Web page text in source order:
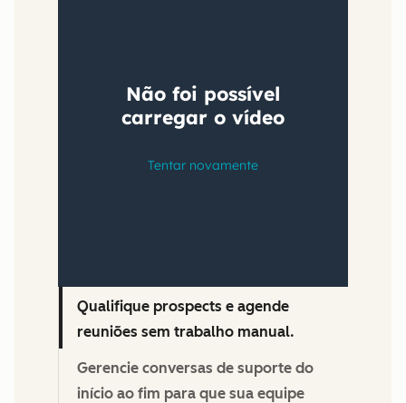
Qualifique prospects e agende
reuniões sem trabalho manual.
Gerencie conversas de suporte do
início ao fim para que sua equipe